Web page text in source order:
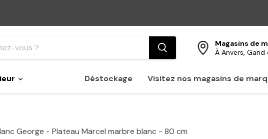
Magasins de
À Anvers, Gand
Déstockage Visitez nos magasins de
George - Plateau Marcel marbre blanc - 80 cm